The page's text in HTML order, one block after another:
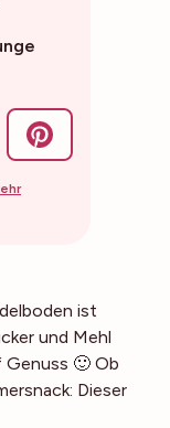
ist
und Mehl
🙂 Ob
Dieser